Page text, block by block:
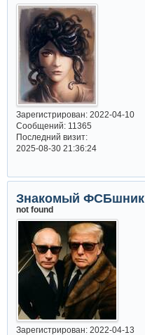
Зарегистрирован: 2022-04-10
Сообщений:11365
Последний визит:
2025-08-30 21:36:24
Знакомый ФСБшник
not found
Зарегистрирован: 2022-04-13